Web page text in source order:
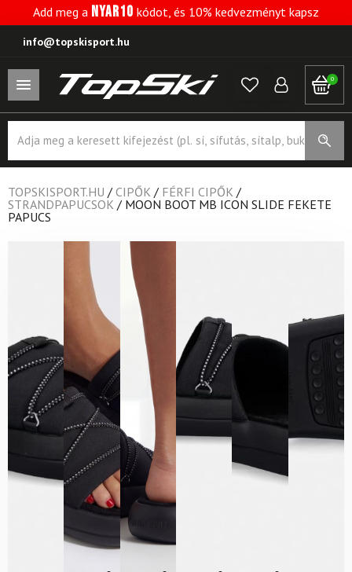
Add meg a NYAR10 kódot, és 10% kedvezményt kapsz
info@topskisport.hu
0
search
TOPSKISPORT.HU / CIPŐK / FÉRFI CIPŐK /
STRANDPAPUCSOK / MOON BOOT MB ICON SLIDE FEKETE
PAPUCS